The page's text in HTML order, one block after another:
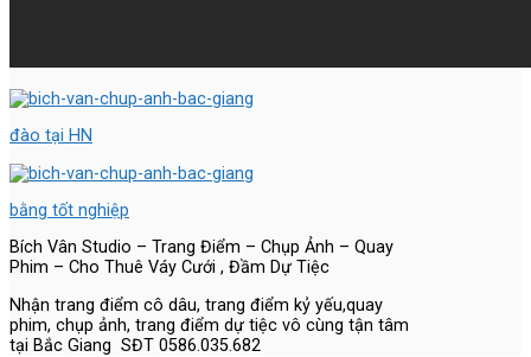
đào tại HN
bằng tốt nghiệp
Bích Vân Studio – Trang Điểm – Chụp Ảnh – Quay
Phim – Cho Thuê Váy Cưới , Đầm Dự Tiệc
Nhận trang điểm cô dâu, trang điểm kỷ yếu,quay
phim, chụp ảnh, trang điểm dự tiệc vô cùng tận tâm
tại Bắc Giang SĐT 0586.035.682